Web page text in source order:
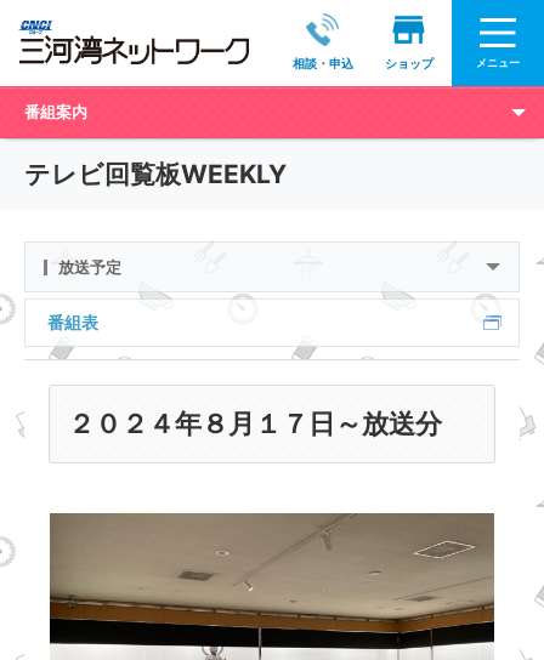
相談・申込 ショップ メニュー
番組案内
テレビ回覧板WEEKLY
放送予定
番組表
２０２４年８月１７日～放送分